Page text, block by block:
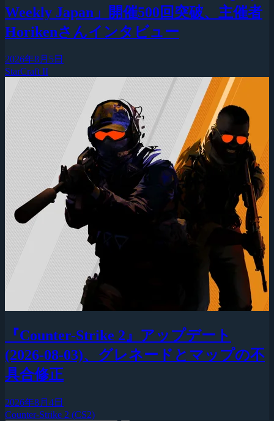
Weekly Japan」開催500回突破、主催者
Horikenさんインタビュー
2026年8月5日
StarCraft II
『Counter-Strike 2』アップデート
(2026-08-03)、グレネードとマップの不
具合修正
2026年8月4日
Counter-Strike 2 (CS2)